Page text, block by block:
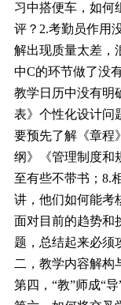
习中搭便车，如何
评？2.考勤员作用
解出现质量太差，
中C的环节做了没
教学日历中没有明
表》个性化设计问
要预先了解《章程
纲》《管理制度和
至有些不带书；8.
讲，他们如何能考
面对目前的趋势和
题，总结起来必须
二，教学内容解构
第四，“教”师成“